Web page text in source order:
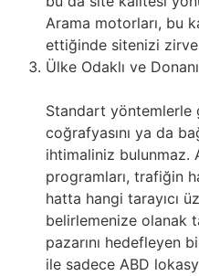
Arama motorları, bu
ettiğinde sitenizi zirve
Ülke Odaklı ve
Standart yöntemlerle
coğrafyasını ya da
ihtimaliniz bulunmaz.
programları, trafiğin
hatta hangi tarayıcı
belirlemenize olanak
pazarını hedefleyen
ile sadece ABD